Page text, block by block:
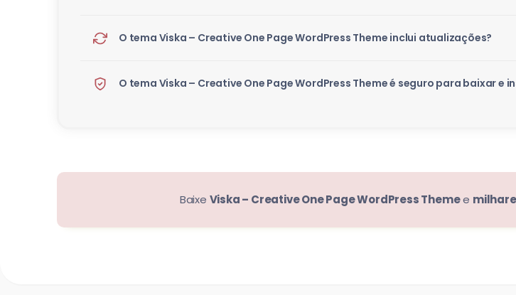
O tema Viska – Creative One Page WordPress Theme inclui atualizações?
O tema Viska – Creative One Page WordPress Theme é seguro para baixar e
Baixe Viska – Creative One Page WordPress Themee